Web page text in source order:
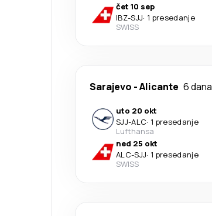
čet 10 sep
IBZ-SJJ· 1 presedanje
SWISS
Sarajevo -Alicante 6 dana
uto 20 okt
SJJ-ALC· 1 presedanje
Lufthansa
ned 25 okt
ALC-SJJ· 1 presedanje
SWISS